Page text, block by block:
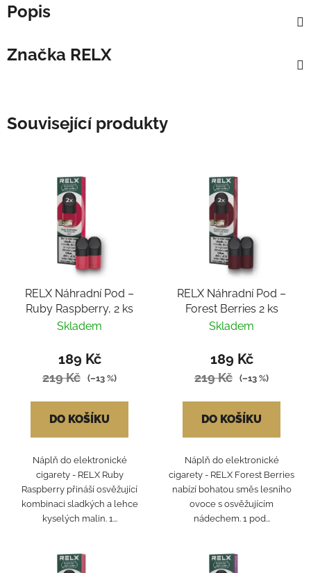
Popis
Značka RELX
Související produkty
RELX Náhradní Pod –
Ruby Raspberry, 2 ks
Skladem
189 Kč
219 Kč (–13 %)
DO KOŠÍKU
Náplň do elektronické
cigarety - RELX Ruby
Raspberry přináší osvěžující
kombinaci sladkých a lehce
kyselých malin. 1...
RELX Náhradní Pod –
Forest Berries 2 ks
Skladem
189 Kč
219 Kč (–13 %)
DO KOŠÍKU
Náplň do elektronické
cigarety - RELX Forest Berries
nabízí bohatou směs lesního
ovoce s osvěžujícím
nádechem. 1 pod...